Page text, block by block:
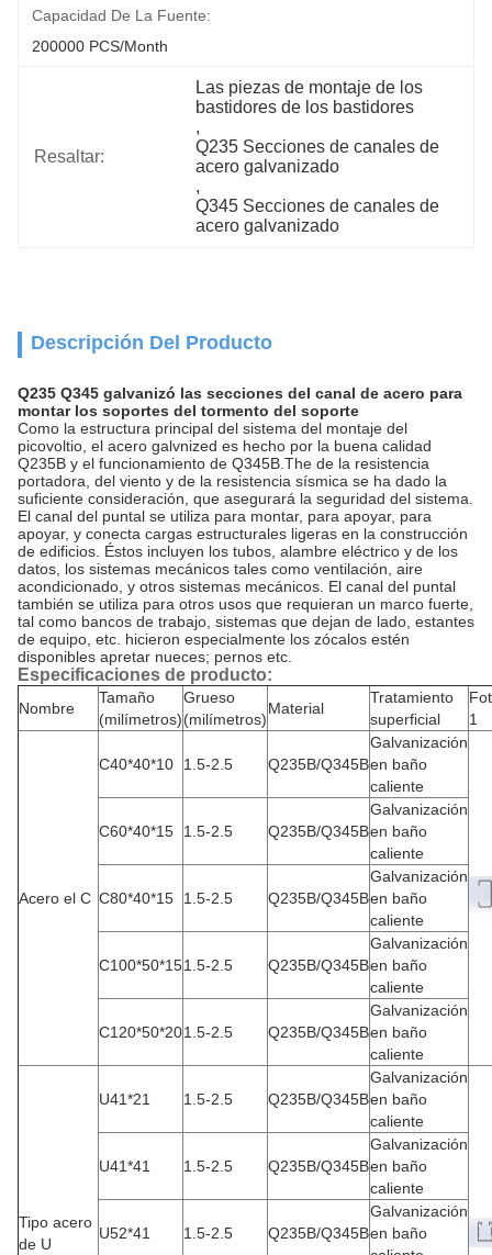
Capacidad De La Fuente:
200000 PCS/Month
Resaltar:
Las piezas de montaje de los
bastidores de los bastidores
,
Q235 Secciones de canales de
acero galvanizado
,
Q345 Secciones de canales de
acero galvanizado
Descripción Del Producto
Q235 Q345 galvanizó las secciones del canal de acero para
montar los soportes del tormento del soporte
Como la estructura principal del sistema del montaje del
picovoltio, el acero galvnized es hecho por la buena calidad
Q235B y el funcionamiento de Q345B.The de la resistencia
portadora, del viento y de la resistencia sísmica se ha dado la
suficiente consideración, que asegurará la seguridad del sistema.
El canal del puntal se utiliza para montar, para apoyar, para
apoyar, y conecta cargas estructurales ligeras en la construcción
de edificios. Éstos incluyen los tubos, alambre eléctrico y de los
datos, los sistemas mecánicos tales como ventilación, aire
acondicionado, y otros sistemas mecánicos. El canal del puntal
también se utiliza para otros usos que requieran un marco fuerte,
tal como bancos de trabajo, sistemas que dejan de lado, estantes
de equipo, etc. hicieron especialmente los zócalos estén
disponibles apretar nueces; pernos etc.
Especificaciones de producto:
Nombre
Tamaño
(milímetros)
Grueso
(milímetros)
Material
Tratamiento
superficial
1
Acero el C
C40*40*10 1.5-2.5 Q235B/Q345B
Galvanización
en baño
caliente
C60*40*15 1.5-2.5 Q235B/Q345B
Galvanización
en baño
caliente
C80*40*15 1.5-2.5 Q235B/Q345B
Galvanización
en baño
caliente
C100*50*151.5-2.5 Q235B/Q345B
Galvanización
en baño
caliente
C120*50*201.5-2.5 Q235B/Q345B
Galvanización
en baño
caliente
Tipo acero
de U
U41*21 1.5-2.5 Q235B/Q345B
Galvanización
en baño
caliente
U41*41 1.5-2.5 Q235B/Q345B
Galvanización
en baño
caliente
U52*41 1.5-2.5 Q235B/Q345B
Galvanización
en baño